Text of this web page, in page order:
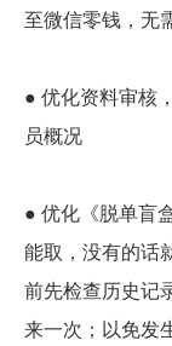
至微信零钱，无
● 优化资料审核
员概况
● 优化《脱单盲
能取，没有的话
前先检查历史记
来一次；以免发